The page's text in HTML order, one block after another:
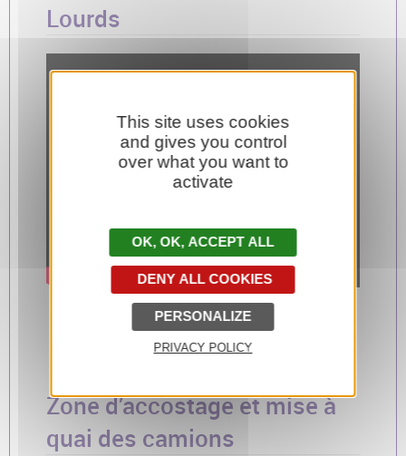
Lourds
Réalisation d’une aire de manœuvre et de
mise à quai des poids-lourds : les bonnes
pratiques en 3D
Zone d’accostage et mise à
quai des camions
This site uses cookies
and gives you control
over what you want to
activate
OK, ACCEPT ALL
DENY ALL COOKIES
PERSONALIZE
PRIVACY POLICY